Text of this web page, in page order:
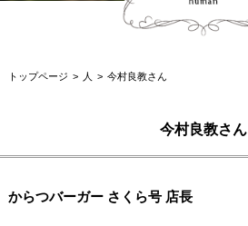
トップページ 人 今村良教さん
今村良教さん
からつバーガー さくら号 店長